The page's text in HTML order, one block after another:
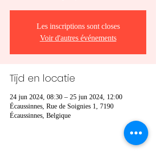
Les inscriptions sont closes
Voir d'autres événements
Tijd en locatie
24 jun 2024, 08:30 – 25 jun 2024, 12:00
Écaussinnes, Rue de Soignies 1, 7190
Écaussinnes, Belgique